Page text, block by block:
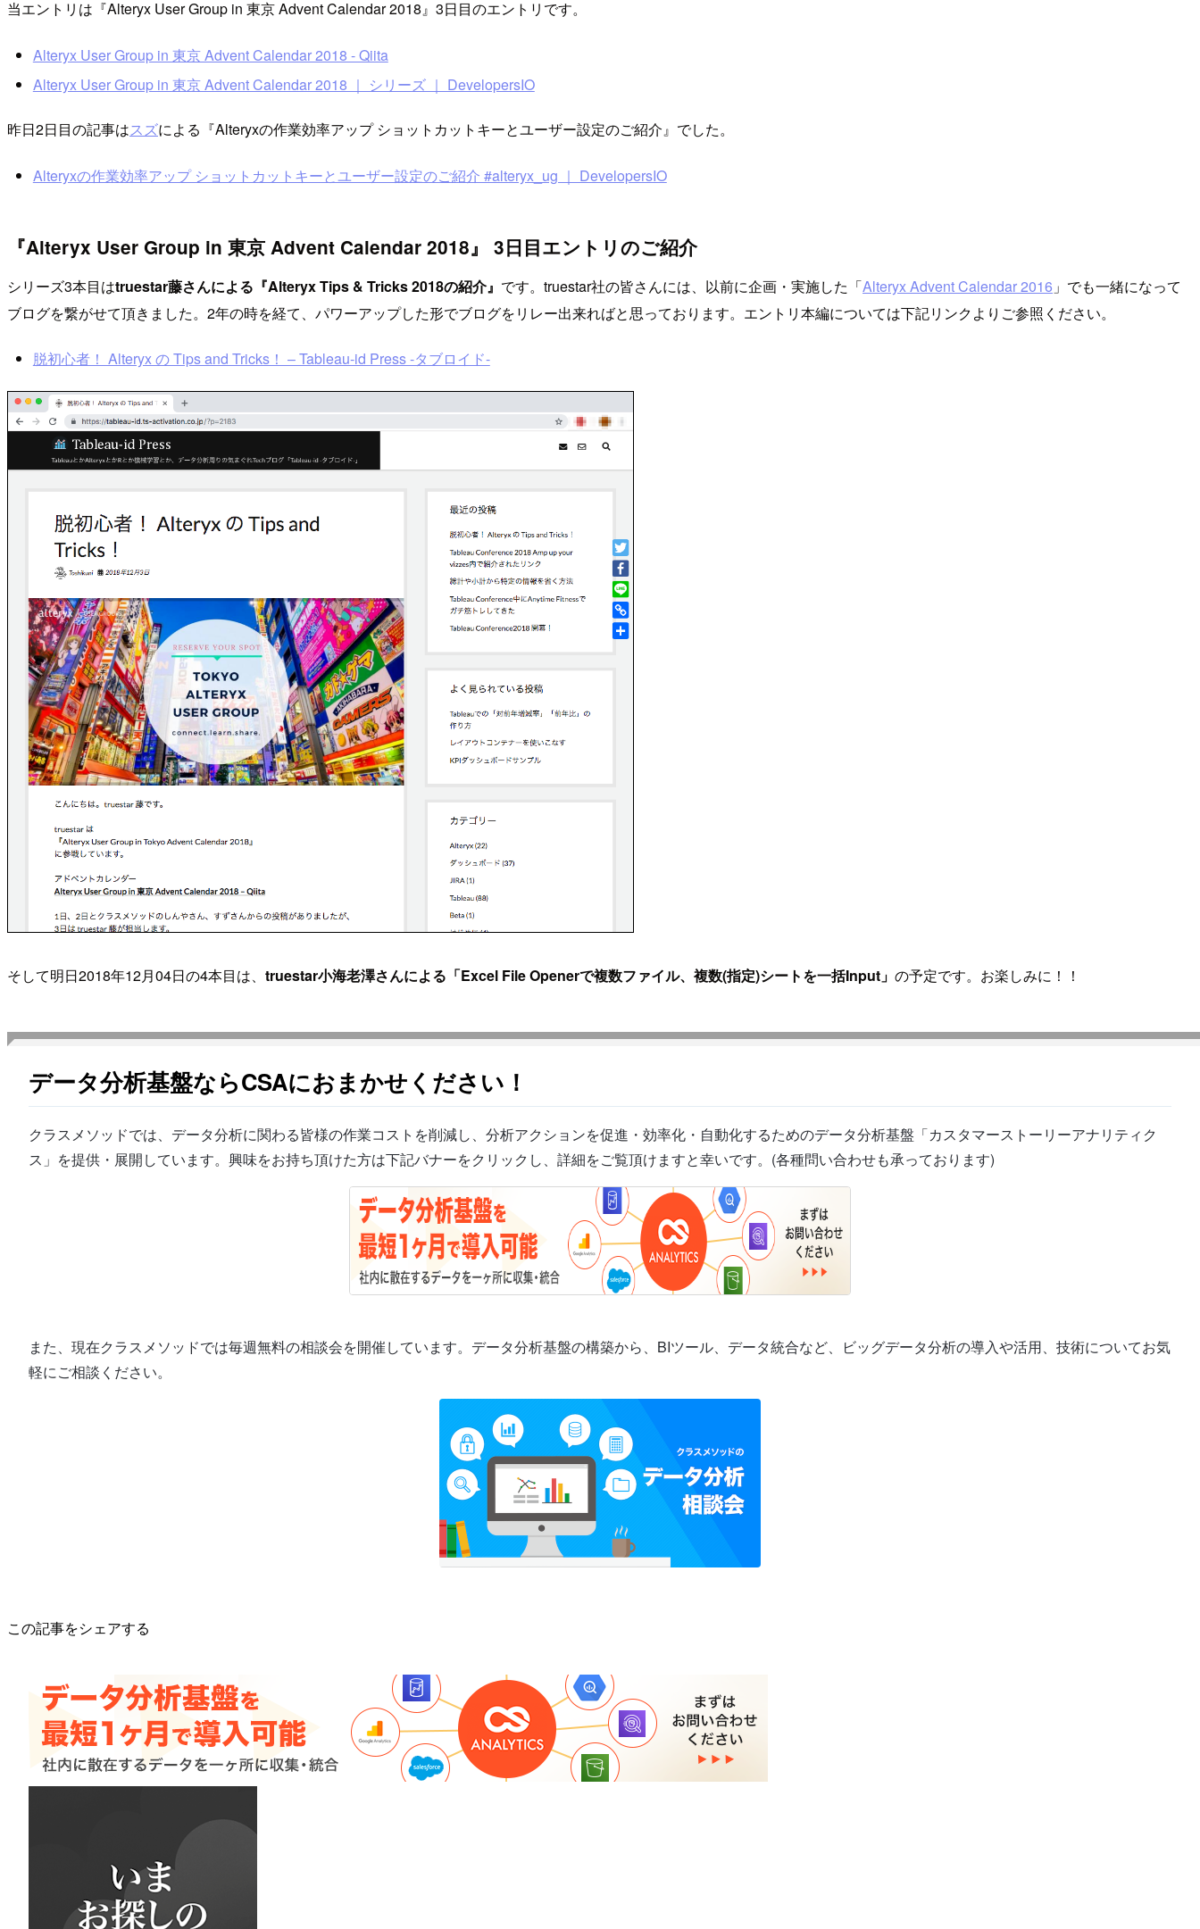
当エントリは『Alteryx User Group in 東京 Advent Calendar 2018』3日目のエントリです。
Alteryx User Group in 東京 Advent Calendar 2018 - Qiita
Alteryx User Group in 東京 Advent Calendar 2018 ｜ シリーズ ｜ DevelopersIO
昨日2日目の記事はスズによる『Alteryxの作業効率アップ ショットカットキーとユーザー設定のご紹介』でした。
Alteryxの作業効率アップ ショットカットキーとユーザー設定のご紹介 #alteryx_ug ｜ DevelopersIO
『Alteryx User Group in 東京 Advent Calendar 2018』 3日目エントリのご紹介
シリーズ3本目はtruestar藤さんによる『Alteryx Tips & Tricks 2018の紹介』 です。truestar社の皆さんには、以前に企画・実施した「Alteryx Advent Calendar 2016 」でも一緒になって
ブログを繋がせて頂きました。2年の時を経て、パワーアップした形でブログをリレー出来ればと思っております。エントリ本編については下記リンクよりご参照ください。
脱初心者！ Alteryx の Tips and Tricks！ – Tableau-id Press -タブロイド-
そして明日2018年12月04日の4本目は、 truestar小海老澤さんによる「Excel File Openerで複数ファイル、複数(指定)シートを一括Input」 の予定です。お楽しみに！！
データ分析基盤ならCSAにおまかせください！
クラスメソッドでは、データ分析に関わる皆様の作業コストを削減し、分析アクションを促進・効率化・自動化するためのデータ分析基盤「カスタマーストーリーアナリティク
ス」を提供・展開しています。興味をお持ち頂けた方は下記バナーをクリックし、詳細をご覧頂けますと幸いです。(各種問い合わせも承っております)
また、現在クラスメソッドでは毎週無料の相談会を開催しています。データ分析基盤の構築から、BIツール、データ統合など、ビッグデータ分析の導入や活用、技術についてお気
軽にご相談ください。
この記事をシェアする